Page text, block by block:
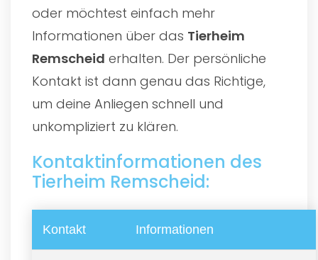
oder möchtest einfach mehr
Informationen über das Tierheim
Remscheid erhalten. Der persönliche
Kontakt ist dann genau das Richtige,
um deine Anliegen schnell und
unkompliziert zu klären.
Kontaktinformationen des
Tierheim Remscheid:
Kontakt Informationen